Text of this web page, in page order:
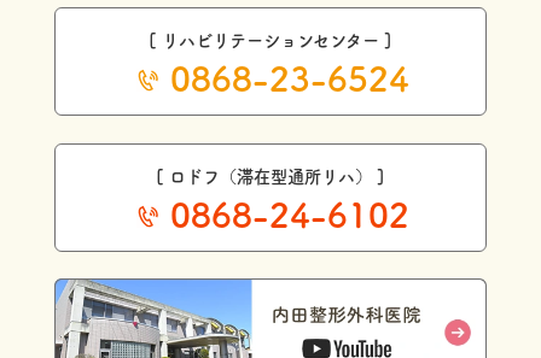
[ リハビリテーションセンター ]
0868-23-6524
[ ロドフ（滞在型通所リハ） ]
0868-24-6102